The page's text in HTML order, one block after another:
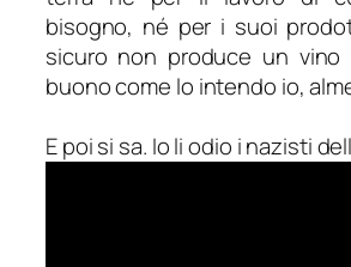
bisogno, né per i suoi
sicuro non produce un vino
buono come lo intendo io,
E poi si sa. Io li odio i nazisti